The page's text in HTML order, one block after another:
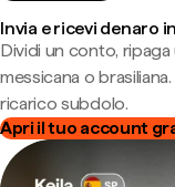
Invia e ricevi denaro
Dividi un conto,
messicana o
ricarico subdolo.
Apri il tuo account